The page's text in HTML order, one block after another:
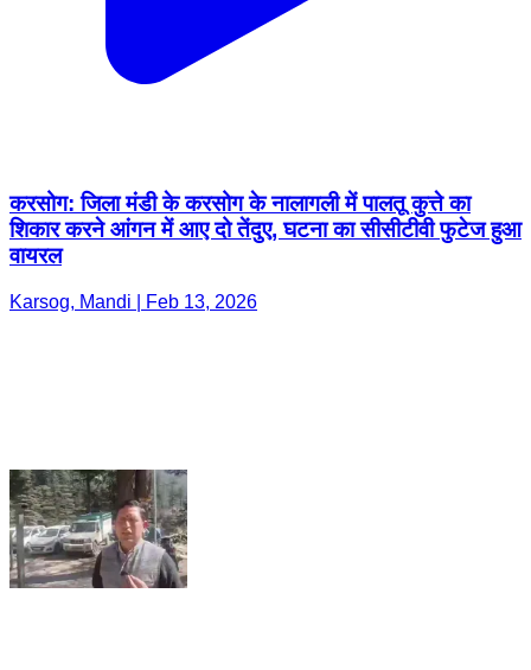
करसोग: जिला मंडी के करसोग के नालागली में पालतू कुत्ते का
शिकार करने आंगन में आए दो तेंदुए, घटना का सीसीटीवी फुटेज हुआ
वायरल
Karsog, Mandi | Feb 13, 2026